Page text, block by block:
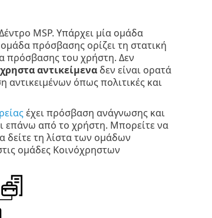
MSP. Υπάρχει μία ομάδα
πρόσβασης ορίζει τη στατική
πρόσβασης του χρήστη. Δεν
αντικείμεναδεν είναι ορατά
όπως πολιτικές και
έχει πρόσβαση ανάγνωσης και
επάνω από το χρήστη. Μπορείτε να
δείτε τη λίστα των ομάδων
ομάδες Κοινόχρηστων